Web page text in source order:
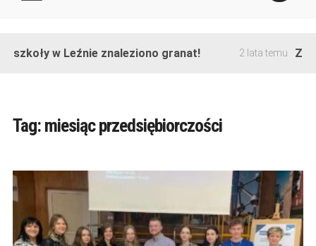
szkoły w Leźnie znaleziono granat! 2 lata temu
Tag: miesiąc przedsiębiorczości